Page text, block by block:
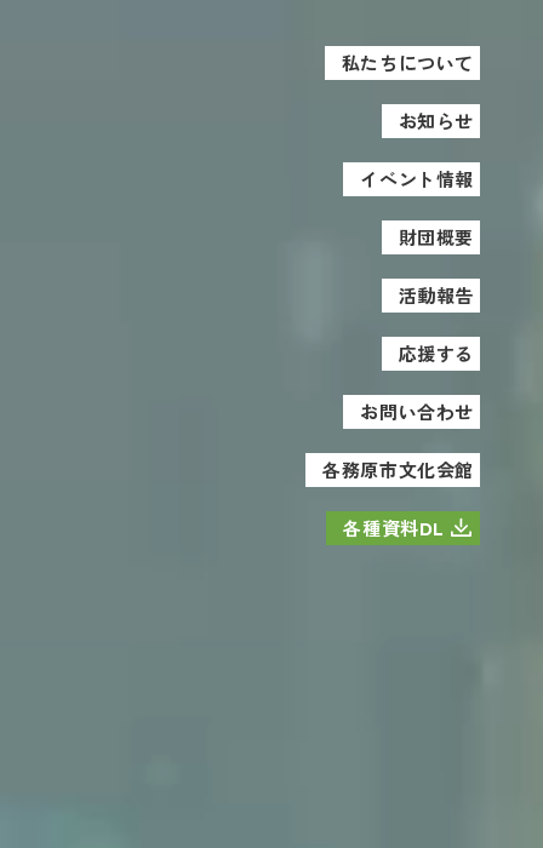
私たちについて
お知らせ
イベント情報
財団概要
活動報告
応援する
お問い合わせ
各務原市文化会館
各種資料DL